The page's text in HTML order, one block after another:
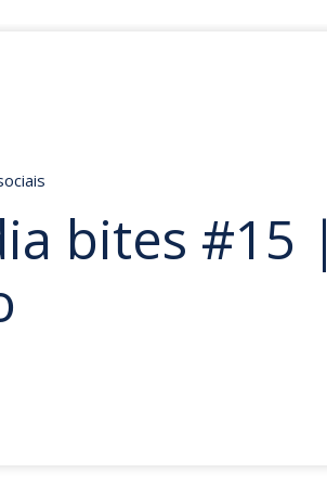
bites #15